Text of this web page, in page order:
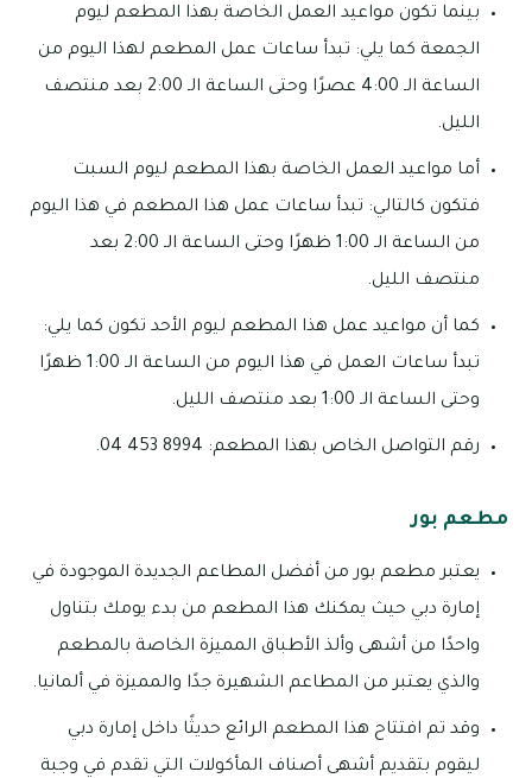
بينما تكون مواعيد العمل الخاصة بهذا المطعم ليوم
الجمعة كما يلي: تبدأ ساعات عمل المطعم لهذا اليوم من
الساعة الـ 4:00 عصرًا وحتى الساعة الـ 2:00 بعد منتصف
الليل.
أما مواعيد العمل الخاصة بهذا المطعم ليوم السبت
فتكون كالتالي: تبدأ ساعات عمل هذا المطعم في هذا اليوم
من الساعة الـ 1:00 ظهرًا وحتى الساعة الـ 2:00 بعد
منتصف الليل.
كما أن مواعيد عمل هذا المطعم ليوم الأحد تكون كما يلي:
تبدأ ساعات العمل في هذا اليوم من الساعة الـ 1:00 ظهرًا
وحتى الساعة الـ 1:00 بعد منتصف الليل.
رقم التواصل الخاص بهذا المطعم: 8994 453 04.
مطعم بور
يعتبر مطعم بور من أفضل المطاعم الجديدة الموجودة في
إمارة دبي حيث يمكنك هذا المطعم من بدء يومك بتناول
واحدًا من أشهى وألذ الأطباق المميزة الخاصة بالمطعم
والذي يعتبر من المطاعم الشهيرة جدًا والمميزة في ألمانيا.
وقد تم افتتاح هذا المطعم الرائع حديثًا داخل إمارة دبي
ليقوم بتقديم أشهى أصناف المأكولات التي تقدم في وجبة